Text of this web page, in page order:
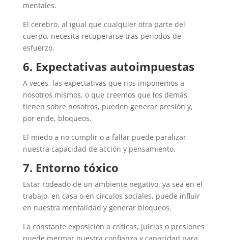
mentales.
El cerebro, al igual que cualquier otra parte del
cuerpo, necesita recuperarse tras periodos de
esfuerzo.
6. Expectativas autoimpuestas
A veces, las expectativas que nos imponemos a
nosotros mismos, o que creemos que los demás
tienen sobre nosotros, pueden generar presión y,
por ende, bloqueos.
El miedo a no cumplir o a fallar puede paralizar
nuestra capacidad de acción y pensamiento.
7. Entorno tóxico
Estar rodeado de un ambiente negativo, ya sea en el
trabajo, en casa o en círculos sociales, puede influir
en nuestra mentalidad y generar bloqueos.
La constante exposición a críticas, juicios o presiones